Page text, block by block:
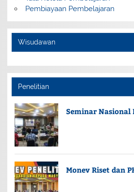
Pembiayaan Pembelajaran
Wisudawan
Penelitian
Seminar
Monev Riset dan